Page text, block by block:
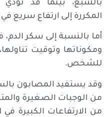
بالشبع، بينما قد تؤدي
المكررة إلى ارتفاع سريع
أما بالنسبة إلى سكر
ومكوناتها وتوقيت
للشخص.
وقد يستفيد المصابون
من الوجبات الصغيرة
من الارتفاعات الكبيرة